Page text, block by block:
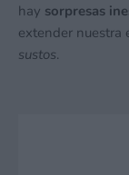
hay sorpresas
extender nuestra
sustos.